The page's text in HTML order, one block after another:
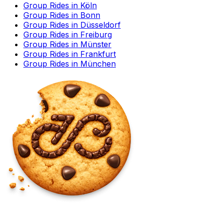
Group Rides in Köln
Group Rides in Bonn
Group Rides in Düsseldorf
Group Rides in Freiburg
Group Rides in Münster
Group Rides in Frankfurt
Group Rides in München